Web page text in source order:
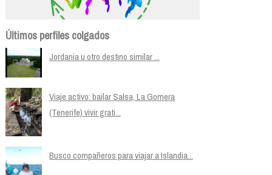
Últimos perfiles colgados
Jordania u otro destino similar ...
Viaje activo: bailar Salsa, La Gomera
(Tenerife) vivir grati...
Busco compañeros para viajar a Islandia...